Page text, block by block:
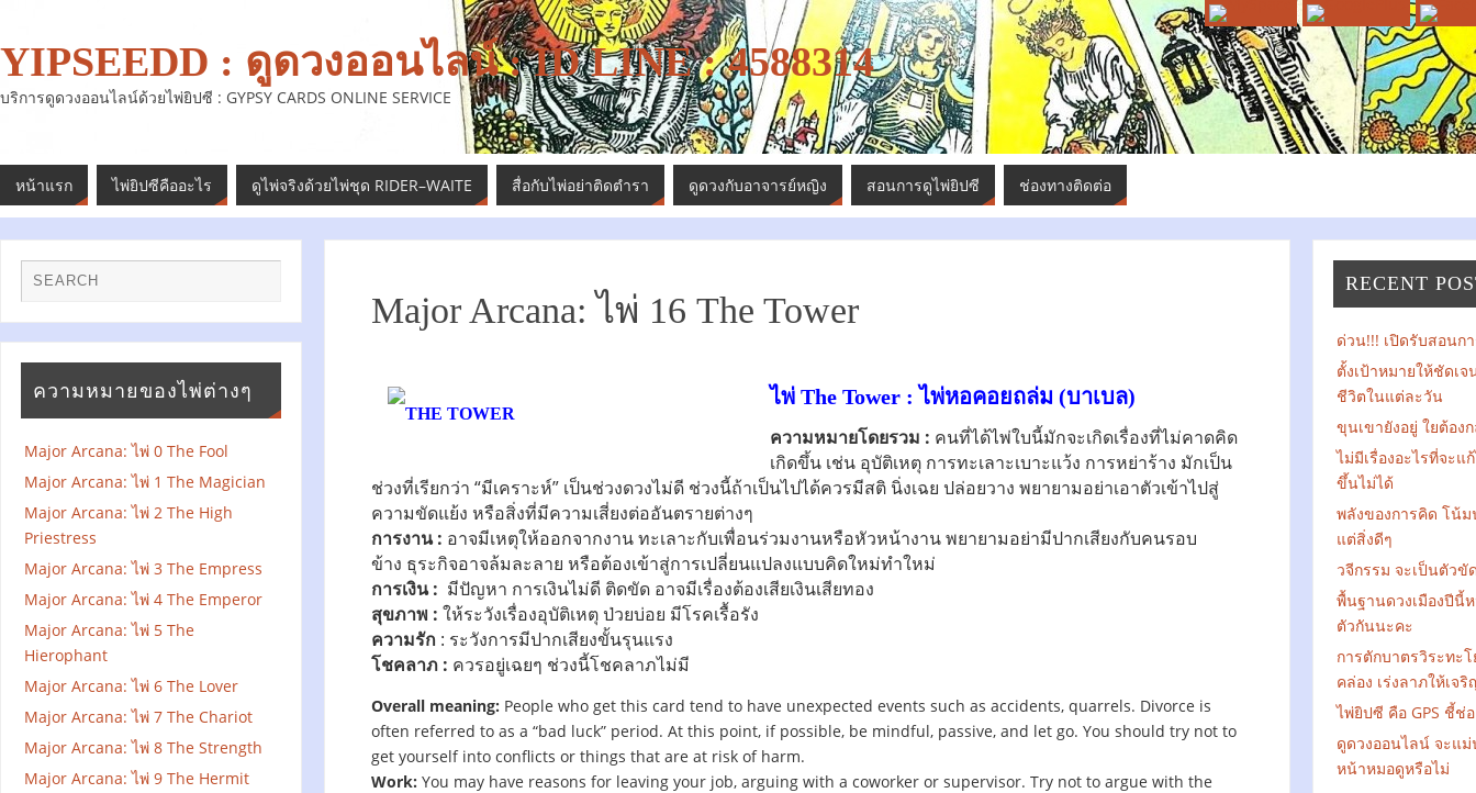
YIPSEEDD : ดูดวงออนไลน์ : ID LINE : 4588314
บริการดูดวงออนไลน์ด้วยไพ่ยิปซี : GYPSY CARDS ONLINE SERVICE
หน้าแรก ไพ่ยิปซีคืออะไร ดูไพ่จริงด้วยไพ่ชุด RIDER–WAITE สื่อกับไพ่อย่าติดตำรา ดูดวงกับอาจารย์หญิง สอนการดูไพ่ยิปซี ช่องทางติดต่อ
Major Arcana: ไพ่ 16 The Tower
ไพ่ The Tower : ไพ่หอคอยถล่ม (บาเบล)
ความหมายโดยรวม : คนที่ได้ไพ่ใบนี้มักจะเกิดเรื่องที่ไม่คาดคิด
เกิดขึ้น เช่น อุบัติเหตุ การทะเลาะเบาะแว้ง การหย่าร้าง มักเป็น
ช่วงที่เรียกว่า “มีเคราะห์” เป็นช่วงดวงไม่ดี ช่วงนี้ถ้าเป็นไปได้ควรมีสติ นิ่งเฉย ปล่อยวาง พยายามอย่าเอาตัวเข้าไปสู่
ความขัดแย้ง หรือสิ่งที่มีความเสี่ยงต่ออันตรายต่างๆ
การงาน : อาจมีเหตุให้ออกจากงาน ทะเลาะกับเพื่อนร่วมงานหรือหัวหน้างาน พยายามอย่ามีปากเสียงกับคนรอบ
ข้าง ธุระกิจอาจล้มละลาย หรือต้องเข้าสู่การเปลี่ยนแปลงแบบคิดใหม่ทำใหม่
การเงิน : มีปัญหา การเงินไม่ดี ติดขัด อาจมีเรื่องต้องเสียเงินเสียทอง
สุขภาพ : ให้ระวังเรื่องอุบัติเหตุ ป่วยบ่อย มีโรคเรื้อรัง
ความรัก : ระวังการมีปากเสียงขั้นรุนแรง
โชคลาภ : ควรอยู่เฉยๆ ช่วงนี้โชคลาภไม่มี
Overall meaning: People who get this card tend to have unexpected events such as accidents, quarrels. Divorce is
often referred to as a “bad luck” period. At this point, if possible, be mindful, passive, and let go. You should try not to
get yourself into conflicts or things that are at risk of harm.
Work: You may have reasons for leaving your job, arguing with a coworker or supervisor. Try not to argue with the
ความหมายของไพ่ต่างๆ
Major Arcana: ไพ่ 0 The Fool
Major Arcana: ไพ่ 1 The Magician
Major Arcana: ไพ่ 2 The High
Priestress
Major Arcana: ไพ่ 3 The Empress
Major Arcana: ไพ่ 4 The Emperor
Major Arcana: ไพ่ 5 The
Hierophant
Major Arcana: ไพ่ 6 The Lover
Major Arcana: ไพ่ 7 The Chariot
Major Arcana: ไพ่ 8 The Strength
Major Arcana: ไพ่ 9 The Hermit
RECENT
ด่วน!!! เปิดรับสอนก
ตั้งเป้าหมายให้ชัดเ
ชีวิตในแต่ละวัน
ขุนเขายังอยู่ ใยต้อง
ไม่มีเรื่องอะไรที่จะ
ขึ้นไม่ได้
พลังของการคิด โน้
แต่สิ่งดีๆ
วจีกรรม จะเป็นตัวขั
พื้นฐานดวงเมืองปีนี้
ตัวกันนะคะ
การตักบาตรวิระทะ
คล่อง เร่งลาภให้เจ
ไพ่ยิปซี คือ GPS ชี้ช่
ดูดวงออนไลน์ จะแ
หน้าหมอดูหรือไม่